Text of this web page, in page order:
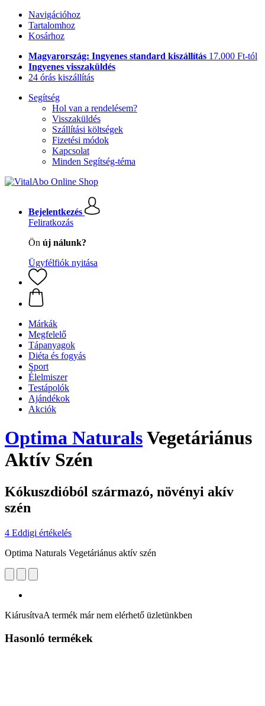
Navigációhoz
Tartalomhoz
Kosárhoz
Magyarország: Ingyenes standard kiszállítás 17.000 Ft-tól
Ingyenes visszaküldés
24 órás kiszállítás
Segítség
Hol van a rendelésem?
Visszaküldés
Szállítási költségek
Fizetési módok
Kapcsolat
Minden Segítség-téma
Bejelentkezés
Feliratkozás
Ön új nálunk?
Ügyfélfiók nyitása
Márkák
Megfelelő
Tápanyagok
Diéta és fogyás
Sport
Élelmiszer
Testápolók
Ajándékok
Akciók
Optima NaturalsVegetáriánus
Aktív Szén
Kókuszdióból származó, növényi akív
szén
4 Eddigi értékelés
Optima Naturals Vegetáriánus aktív szén
KiárusítvaA termék már nem elérhető üzletünkben
Hasonló termékek